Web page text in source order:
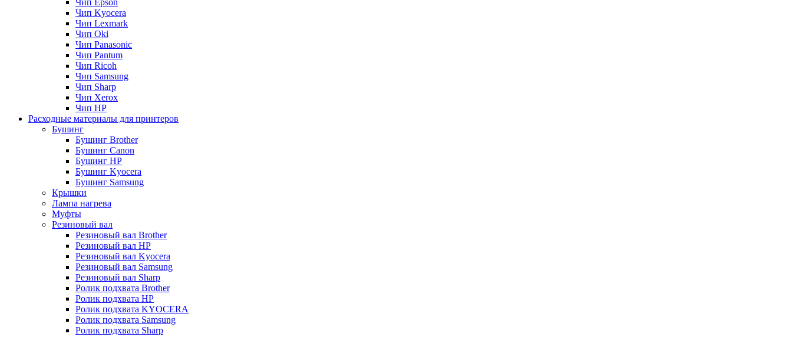
Чип Epson
Чип Kyocera
Чип Lexmark
Чип Oki
Чип Panasonic
Чип Pantum
Чип Ricoh
Чип Samsung
Чип Sharp
Чип Xerox
Чип НР
Расходные материалы для принтеров
Бушинг
Бушинг Brother
Бушинг Canon
Бушинг HP
Бушинг Kyocera
Бушинг Samsung
Крышки
Лампа нагрева
Муфты
Резиновый вал
Резиновый вал Brother
Резиновый вал HP
Резиновый вал Kyocera
Резиновый вал Samsung
Резиновый вал Sharp
Ролик подхвата Brother
Ролик подхвата HP
Ролик подхвата KYOCERA
Ролик подхвата Samsung
Ролик подхвата Sharp